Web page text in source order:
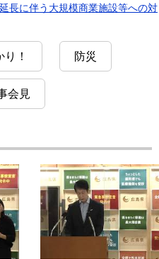
長に伴う大規模商業施設等への対
！ 防災
会見